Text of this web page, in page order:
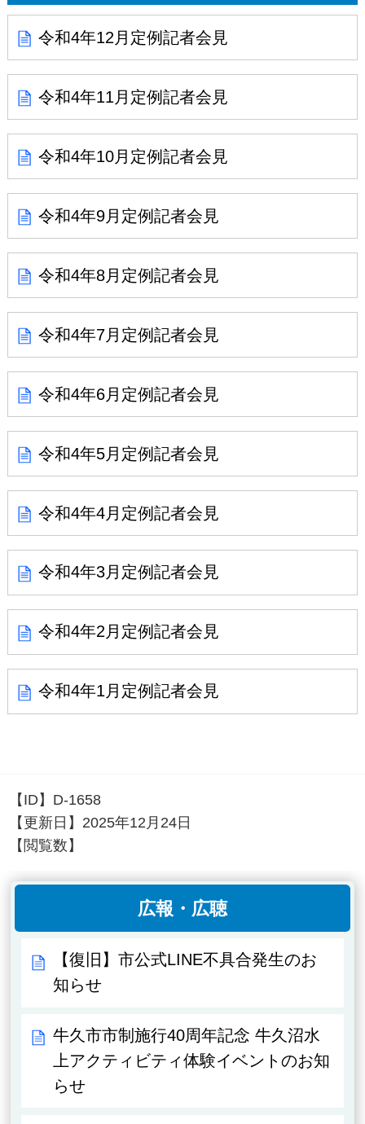
令和4年12月定例記者会見
令和4年11月定例記者会見
令和4年10月定例記者会見
令和4年9月定例記者会見
令和4年8月定例記者会見
令和4年7月定例記者会見
令和4年6月定例記者会見
令和4年5月定例記者会見
令和4年4月定例記者会見
令和4年3月定例記者会見
令和4年2月定例記者会見
令和4年1月定例記者会見
【ID】 D-1658
【更新日】 2025年12月24日
【閲覧数】
広報・広聴
【復旧】市公式LINE不具合発生のお
知らせ
牛久市市制施行40周年記念 牛久沼水
上アクティビティ体験イベントのお知
らせ